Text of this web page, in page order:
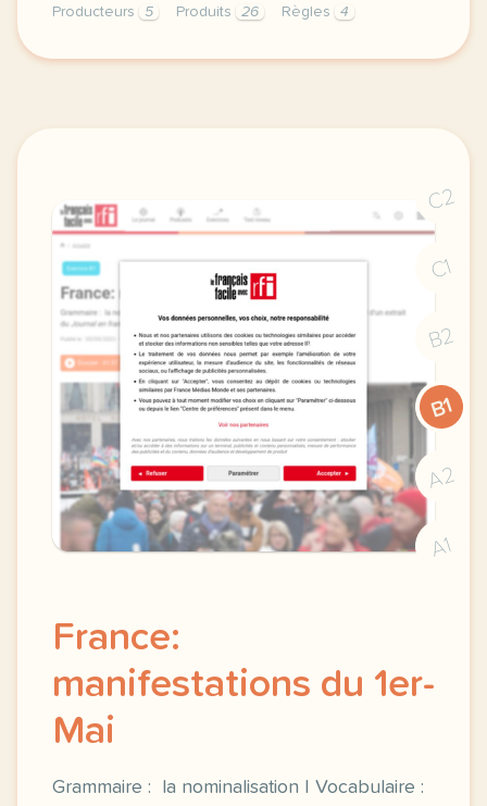
Producteurs
5 Produits 26 Règles 4
exercice b2 affaires presenter un modele d
C2
C1
B2
B1
A2
A1
France:
manifestations du 1er-
Mai
Grammaire : la nominalisation | Vocabulaire :